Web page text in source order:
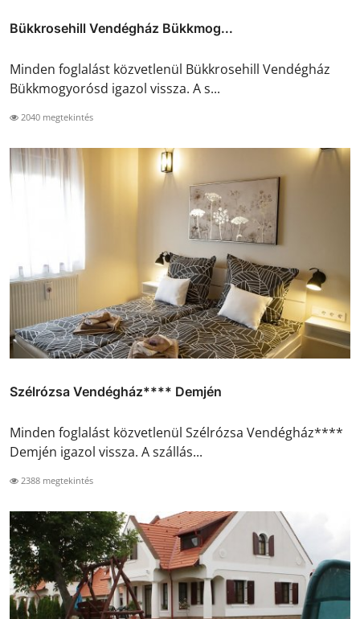
Bükkrosehill Vendégház Bükkmog...
Minden foglalást közvetlenül Bükkrosehill Vendégház
Bükkmogyorósd igazol vissza. A s...
2040 megtekintés
Szélrózsa Vendégház**** Demjén
Minden foglalást közvetlenül Szélrózsa Vendégház****
Demjén igazol vissza. A szállás...
2388 megtekintés